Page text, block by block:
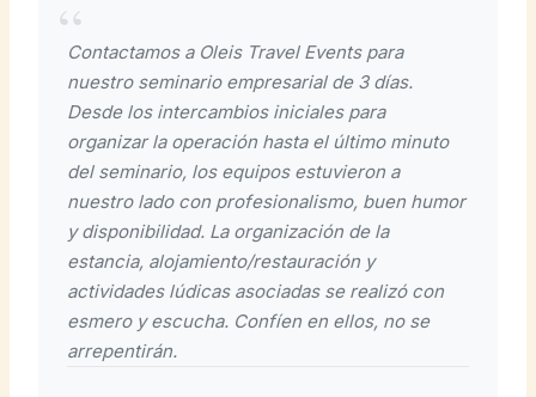
Contactamos a Oleis Travel Events para
nuestro seminario empresarial de 3 días.
Desde los intercambios iniciales para
organizar la operación hasta el último minuto
del seminario, los equipos estuvieron a
nuestro lado con profesionalismo, buen humor
y disponibilidad. La organización de la
estancia, alojamiento/restauración y
actividades lúdicas asociadas se realizó con
esmero y escucha. Confíen en ellos, no se
arrepentirán.